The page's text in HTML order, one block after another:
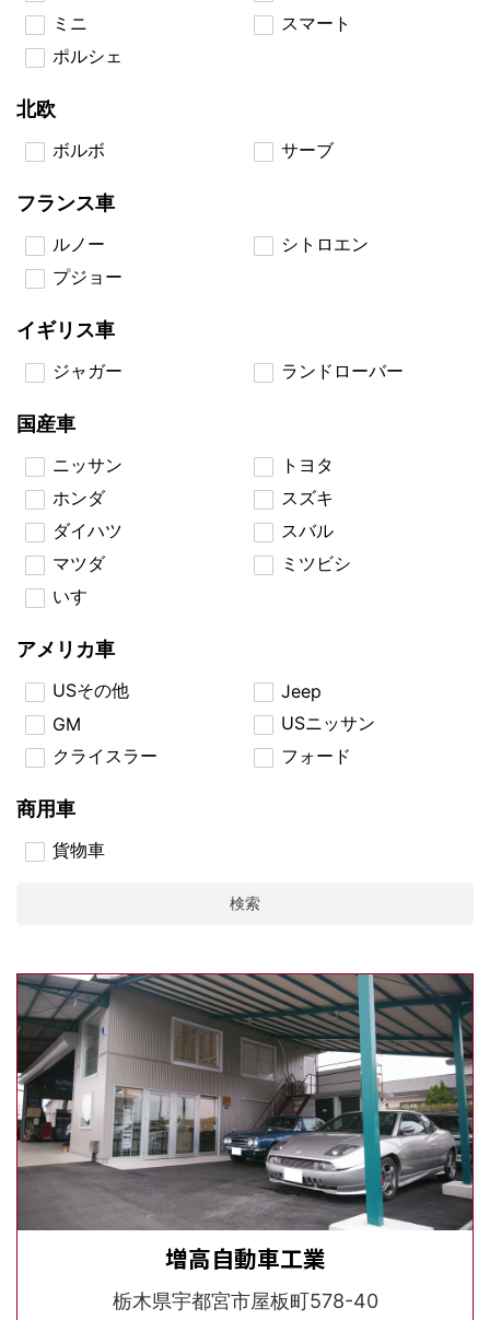
ミニ
スマート
ポルシェ
北欧
ボルボ サーブ
フランス車
ルノー
シトロエン
プジョー
イギリス車
ジャガー ランドローバー
国産車
ニッサン
トヨタ
ホンダ
スズキ
ダイハツ
スバル
マツダ
ミツビシ
いすゞ
アメリカ車
USその他
Jeep
GM
USニッサン
クライスラー
フォード
商用車
貨物車
検索
増高自動車工業
栃木県宇都宮市屋板町578-40